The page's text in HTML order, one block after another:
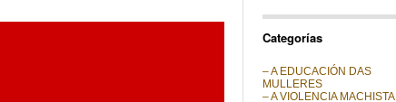
Categorías
– A EDUCACIÓN DAS
MULLERES
– A VIOLENCIA MACHISTA